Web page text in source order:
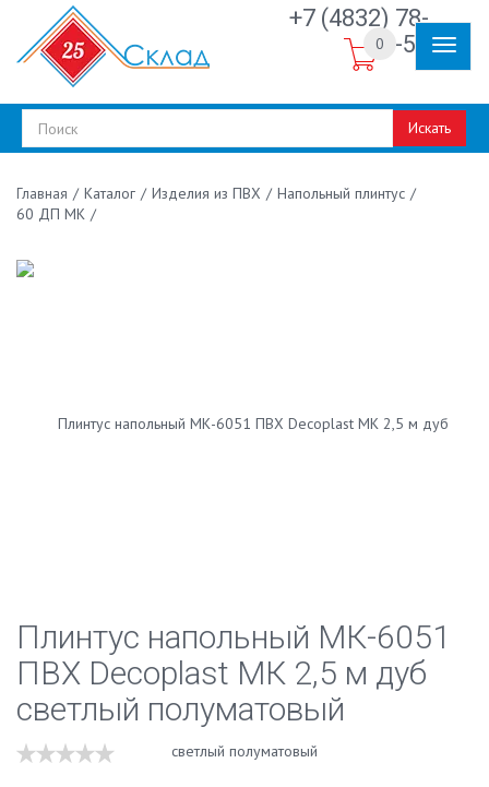
+7 (4832) 78-
30-50
Искать
0
Главная / Каталог / Изделия из ПВХ / Напольный плинтус /
60 ДП МК /
Плинтус напольный МК-6051
ПВХ Decoplast МК 2,5 м дуб
светлый полуматовый